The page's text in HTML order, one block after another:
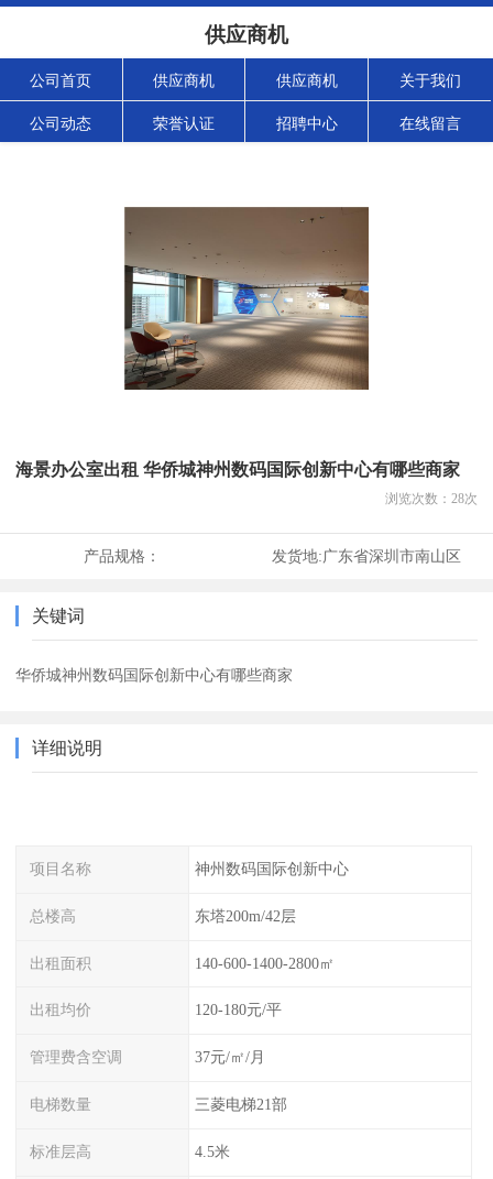
供应商机
公司首页 供应商机 供应商机 关于我们
公司动态 荣誉认证 招聘中心 在线留言
海景办公室出租 华侨城神州数码国际创新中心有哪些商家
浏览次数： 28次
产品规格： 发货地:广东省深圳市南山区
关键词
华侨城神州数码国际创新中心有哪些商家
详细说明
项目名称 神州数码国际创新中心
总楼高 东塔200m/42层
出租面积 140-600-1400-2800㎡
出租均价 120-180元/平
管理费含空调 37元/㎡/月
电梯数量 三菱电梯21部
标准层高 4.5米